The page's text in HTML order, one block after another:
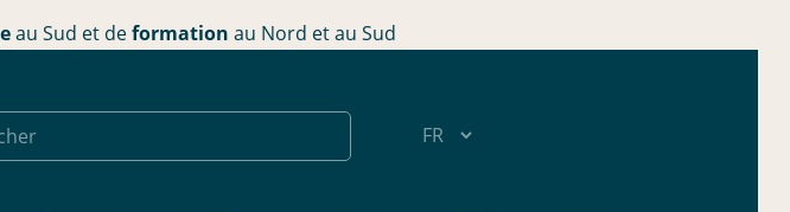
au Sud et deformation au Nord et au Sud